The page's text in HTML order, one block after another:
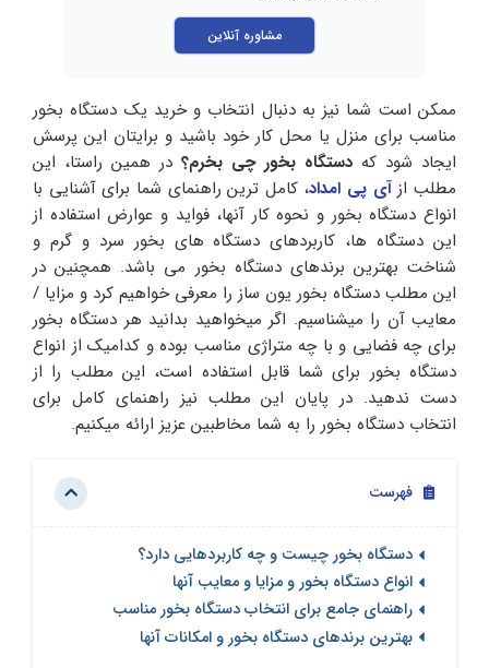
مشاوره آنلاین
ممکن است شما نیز به دنبال انتخاب و خرید یک دستگاه بخور
مناسب برای منزل یا محل کار خود باشید و برایتان این پرسش
ایجاد شود که دستگاه بخور چی بخرم؟ در همین راستا، این
مطلب ازآی پی امداد، کامل ترین راهنمای شما برای آشنایی با
انواع دستگاه بخور و نحوه کار آنها، فواید و عوارض استفاده از
این دستگاه ها، کاربردهای دستگاه های بخور سرد و گرم و
شناخت بهترین برندهای دستگاه بخور می باشد. همچنین در
این مطلب دستگاه بخور یون ساز را معرفی خواهیم کرد و مزایا /
معایب آن را میشناسیم. اگر میخواهید بدانید هر دستگاه بخور
برای چه فضایی و با چه متراژی مناسب بوده و کدامیک از انواع
دستگاه بخور برای شما قابل استفاده است، این مطلب را از
دست ندهید. در پایان این مطلب نیز راهنمای کامل برای
انتخاب دستگاه بخور را به شما مخاطبین عزیز ارائه میکنیم.
فهرست
دستگاه بخور چیست و چه کاربردهایی دارد؟
انواع دستگاه بخور و مزایا و معایب آنها
راهنمای جامع برای انتخاب دستگاه بخور مناسب
بهترین برندهای دستگاه بخور و امکانات آنها